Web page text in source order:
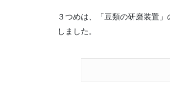
３つめは、「豆類の研磨装置
しました。